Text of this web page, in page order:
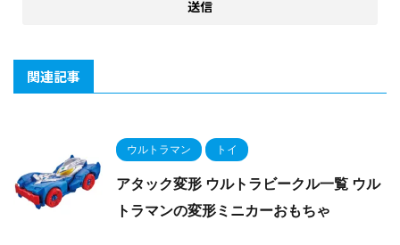
関連記事
ウルトラマン トイ
アタック変形 ウルトラビークル一覧 ウル
トラマンの変形ミニカーおもちゃ